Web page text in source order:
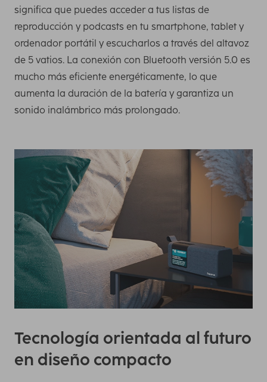
significa que puedes acceder a tus listas de
reproducción y podcasts en tu smartphone, tablet y
ordenador portátil y escucharlos a través del altavoz
de 5 vatios. La conexión con Bluetooth versión 5.0 es
mucho más eficiente energéticamente, lo que
aumenta la duración de la batería y garantiza un
sonido inalámbrico más prolongado.
Tecnología orientada al futuro
en diseño compacto